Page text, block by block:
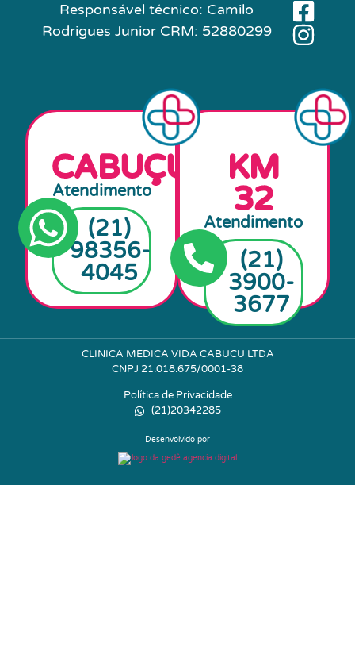
Responsável técnico: Camilo
Rodrigues Junior CRM: 52880299
CABUÇU
Atendimento
(21)
98356-
4045
KM
32
Atendimento
(21)
3900-
3677
CLINICA MEDICA VIDA CABUCU LTDA
CNPJ 21.018.675/0001-38
Política de Privacidade
(21)20342285
Desenvolvido por